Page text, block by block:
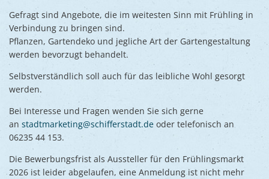
Gefragt sind Angebote, die im weitesten Sinn mit Frühling in
Verbindung zu bringen sind.
Pflanzen, Gartendeko und jegliche Art der Gartengestaltung
werden bevorzugt behandelt.
Selbstverständlich soll auch für das leibliche Wohl gesorgt
werden.
Bei Interesse und Fragen wenden Sie sich gerne
an stadtmarketing@schifferstadt.de oder telefonisch an
06235 44 153.
Die Bewerbungsfrist als Aussteller für den Frühlingsmarkt
2026 ist leider abgelaufen, eine Anmeldung ist nicht mehr